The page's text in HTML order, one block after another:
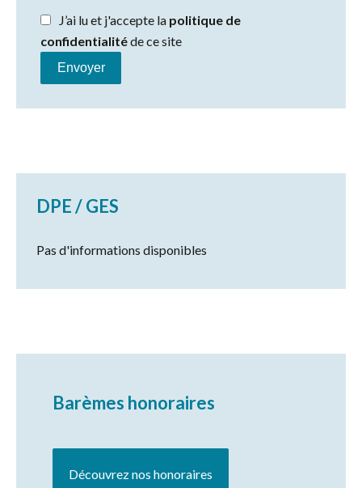
J’ai lu et j'accepte la politique de
confidentialitéde ce site
Envoyer
DPE / GES
Pas d'informations disponibles
Barèmes honoraires
Découvrez nos honoraires